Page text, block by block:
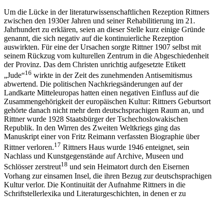
Um die Lücke in der literaturwissenschaftlichen Rezeption Rittners
zwischen den 1930er Jahren und seiner Rehabilitierung im 21.
Jahrhundert zu erklären, seien an dieser Stelle kurz einige Gründe
genannt, die sich negativ auf die kontinuierliche Rezeption
auswirkten. Für eine der Ursachen sorgte Rittner 1907 selbst mit
seinem Rückzug vom kulturellen Zentrum in die Abgeschiedenheit
der Provinz. Das dem Christen unrichtig aufgesetzte Etikett
„Jude“16 wirkte in der Zeit des zunehmenden Antisemitismus
abwertend. Die politischen Nachkriegsänderungen auf der
Landkarte Mitteleuropas hatten einen negativen Einfluss auf die
Zusammengehörigkeit der europäischen Kultur: Rittners Geburtsort
gehörte danach nicht mehr dem deutschsprachigen Raum an, und
Rittner wurde 1928 Staatsbürger der Tschechoslowakischen
Republik. In den Wirren des Zweiten Weltkriegs ging das
Manuskript einer von Fritz Reimann verfassten Biographie über
Rittner verloren.17 Rittners Haus wurde 1946 enteignet, sein
Nachlass und Kunstgegenstände auf Archive, Museen und
Schlösser zerstreut18 und sein Heimatort durch den Eisernen
Vorhang zur einsamen Insel, die ihren Bezug zur deutschsprachigen
Kultur verlor. Die Kontinuität der Aufnahme Rittners in die
Schriftstellerlexika und Literaturgeschichten, in denen er zu